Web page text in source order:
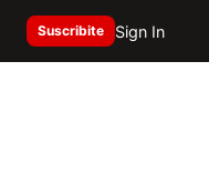
Suscribite Sign In